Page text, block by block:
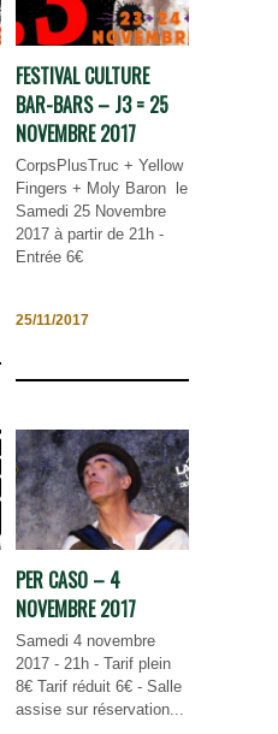
FESTIVAL CULTURE
BAR-BARS – J3 = 25
NOVEMBRE 2017
CorpsPlusTruc + Yellow
Fingers + Moly Baron le
Samedi 25 Novembre
2017 à partir de 21h -
Entrée 6€
25/11/2017
PER CASO – 4
NOVEMBRE 2017
Samedi 4 novembre
2017 - 21h - Tarif plein
8€ Tarif réduit 6€ - Salle
assise sur réservation...